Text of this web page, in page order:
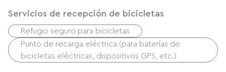
Servicios de recepción de bicicletas
Refugio seguro para bicicletas
Punto de recarga eléctrica (para baterías de
bicicletas eléctricas, dispositivos GPS, etc.)